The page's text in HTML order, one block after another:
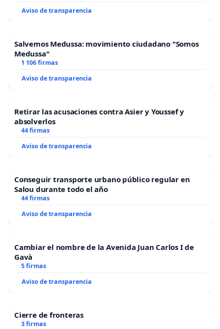
Aviso de transparencia
Salvemos Medussa: movimiento ciudadano "Somos
Medussa"
1 106 firmas
Aviso de transparencia
Retirar las acusaciones contra Asier y Youssef y
absolverlos
44 firmas
Aviso de transparencia
Conseguir transporte urbano público regular en
Salou durante todo el año
44 firmas
Aviso de transparencia
Cambiar el nombre de la Avenida Juan Carlos I de
Gavà
5 firmas
Aviso de transparencia
Cierre de fronteras
3 firmas